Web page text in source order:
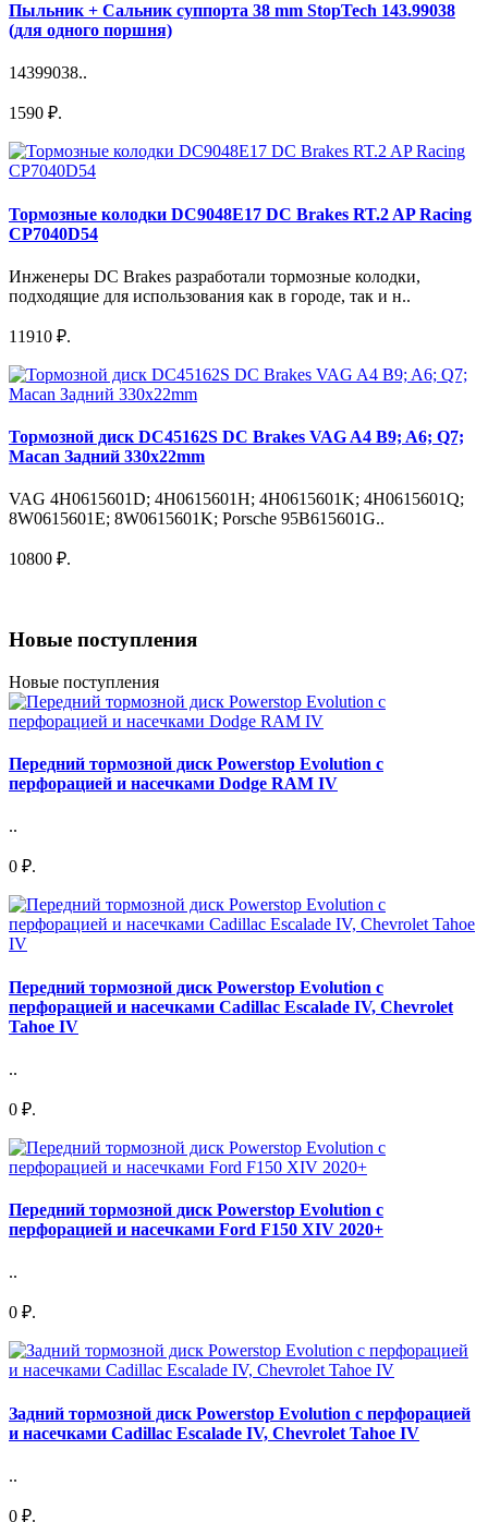
Пыльник + Сальник суппорта 38 mm StopTech 143.99038
(для одного поршня)
14399038..
1590 ₽.
Тормозные колодки DC9048E17 DC Brakes RT.2 AP Racing
CP7040D54
Инженеры DC Brakes разработали тормозные колодки,
подходящие для использования как в городе, так и н..
11910 ₽.
Тормозной диск DC45162S DC Brakes VAG A4 B9; A6; Q7;
Macan Задний 330x22mm
VAG 4H0615601D; 4H0615601H; 4H0615601K; 4H0615601Q;
8W0615601E; 8W0615601K; Porsche 95B615601G..
10800 ₽.
Новые поступления
Новые поступления
Передний тормозной диск Powerstop Evolution с
перфорацией и насечками Dodge RAM IV
..
0 ₽.
Передний тормозной диск Powerstop Evolution с
перфорацией и насечками Cadillac Escalade IV, Chevrolet
Tahoe IV
..
0 ₽.
Передний тормозной диск Powerstop Evolution с
перфорацией и насечками Ford F150 XIV 2020+
..
0 ₽.
Задний тормозной диск Powerstop Evolution с перфорацией
и насечками Cadillac Escalade IV, Chevrolet Tahoe IV
..
0 ₽.